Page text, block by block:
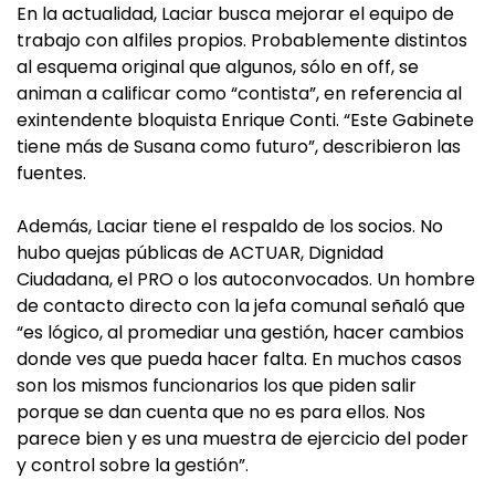
En la actualidad, Laciar busca mejorar el equipo de
trabajo con alfiles propios. Probablemente distintos
al esquema original que algunos, sólo en off, se
animan a calificar como “contista”, en referencia al
exintendente bloquista Enrique Conti. “Este Gabinete
tiene más de Susana como futuro”, describieron las
fuentes.
Además, Laciar tiene el respaldo de los socios. No
hubo quejas públicas de ACTUAR, Dignidad
Ciudadana, el PRO o los autoconvocados. Un hombre
de contacto directo con la jefa comunal señaló que
“es lógico, al promediar una gestión, hacer cambios
donde ves que pueda hacer falta. En muchos casos
son los mismos funcionarios los que piden salir
porque se dan cuenta que no es para ellos. Nos
parece bien y es una muestra de ejercicio del poder
y control sobre la gestión”.